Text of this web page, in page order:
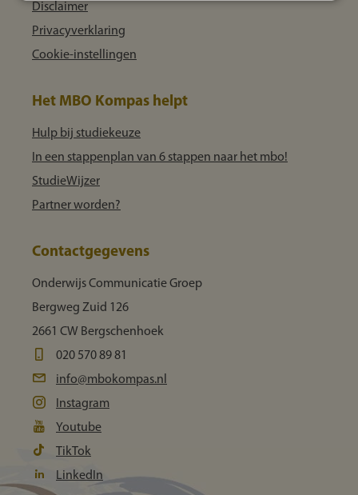
Disclaimer
Privacyverklaring
Cookie-instellingen
Het MBO Kompas helpt
Hulp bij studiekeuze
In een stappenplan van 6 stappen naar het mbo!
StudieWijzer
Partner worden?
Contactgegevens
Onderwijs Communicatie Groep
Bergweg Zuid 126
2661 CW Bergschenhoek
020 570 89 81
info@mbokompas.nl
Instagram
Youtube
TikTok
LinkedIn